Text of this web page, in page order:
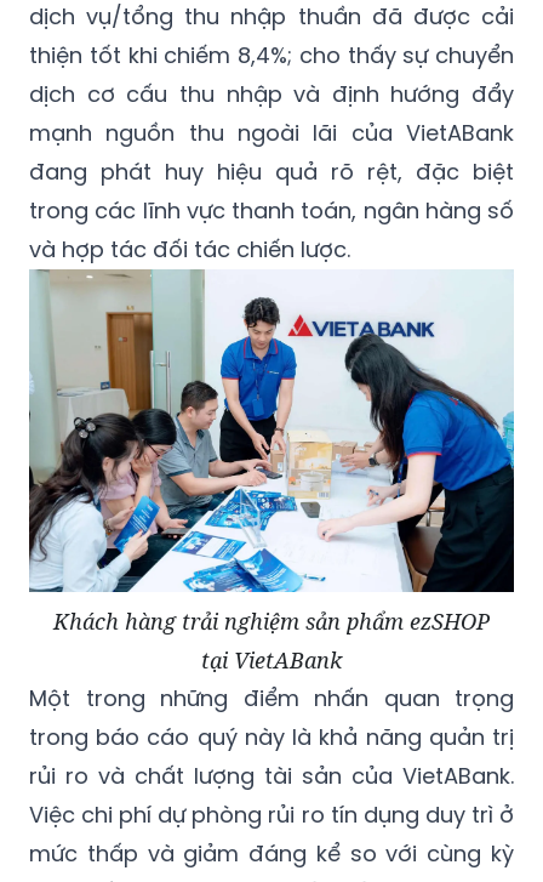
với cùng kỳ. Đây là mức tăng trưởng nổi bật
trong nhiều quý gần đây, tỷ trọng thu phí
dịch vụ/tổng thu nhập thuần đã được cải
thiện tốt khi chiếm 8,4%; cho thấy sự chuyển
dịch cơ cấu thu nhập và định hướng đẩy
mạnh nguồn thu ngoài lãi của VietABank
đang phát huy hiệu quả rõ rệt, đặc biệt
trong các lĩnh vực thanh toán, ngân hàng số
và hợp tác đối tác chiến lược.
Khách hàng trải nghiệm sản phẩm ezSHOP
tại VietABank
Một trong những điểm nhấn quan trọng
trong báo cáo quý này là khả năng quản trị
rủi ro và chất lượng tài sản của VietABank.